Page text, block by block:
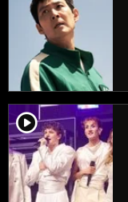
player2